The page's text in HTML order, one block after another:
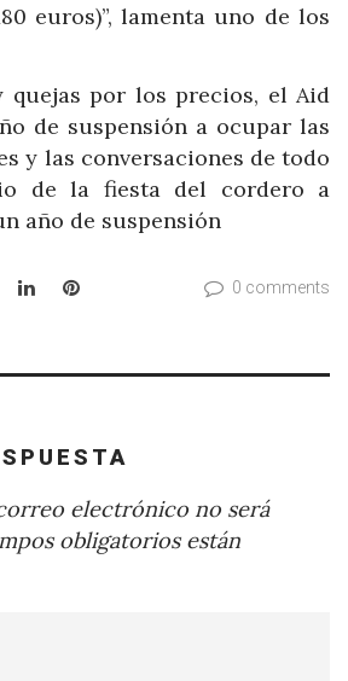
euros)”, lamenta uno de los
quejas por los precios, el Aid
de suspensión a ocupar las
y las conversaciones de todo
de la fiesta del cordero a
año de suspensión
LinkedInPinterest 0 comments
electrónico no será
obligatorios están